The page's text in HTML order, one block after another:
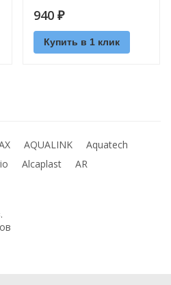
940 ₽
Купить в 1 клик
AQUALINK
Aquatech
Alcaplast AR